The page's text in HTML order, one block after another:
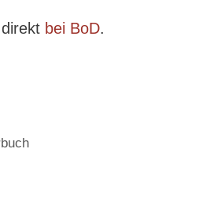
bei BoD.